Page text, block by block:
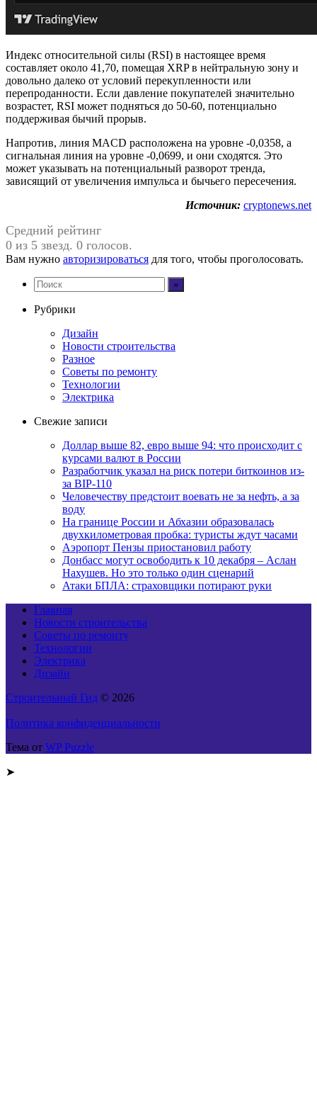
Индекс относительной силы (RSI) в настоящее время
составляет около 41,70, помещая XRP в нейтральную зону и
довольно далеко от условий перекупленности или
перепроданности. Если давление покупателей значительно
возрастет, RSI может подняться до 50-60, потенциально
поддерживая бычий прорыв.
Напротив, линия MACD расположена на уровне -0,0358, а
сигнальная линия на уровне -0,0699, и они сходятся. Это
может указывать на потенциальный разворот тренда,
зависящий от увеличения импульса и бычьего пересечения.
Источник: cryptonews.net
Средний рейтинг
0 из 5 звезд. 0 голосов.
Вам нужно авторизироваться для того, чтобы проголосовать.
Рубрики
Дизайн
Новости строительства
Разное
Советы по ремонту
Технологии
Электрика
Свежие записи
Доллар выше 82, евро выше 94: что происходит с
курсами валют в России
Разработчик указал на риск потери биткоинов из-
за BIP-110
Человечеству предстоит воевать не за нефть, а за
воду
На границе России и Абхазии образовалась
двухкилометровая пробка: туристы ждут часами
Аэропорт Пензы приостановил работу
Донбасс могут освободить к 10 декабря – Аслан
Нахушев. Но это только один сценарий
Атаки БПЛА: страховщики потирают руки
Главная
Новости строительства
Советы по ремонту
Технологии
Электрика
Дизайн
Строительный Гид © 2026
Политика конфиденциальности
Тема от WP Puzzle
➤